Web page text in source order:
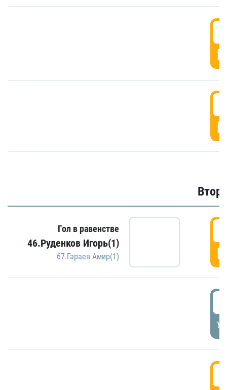
Гол в равенстве
46.Руденков Игорь(1)
67.Гараев Амир(1)